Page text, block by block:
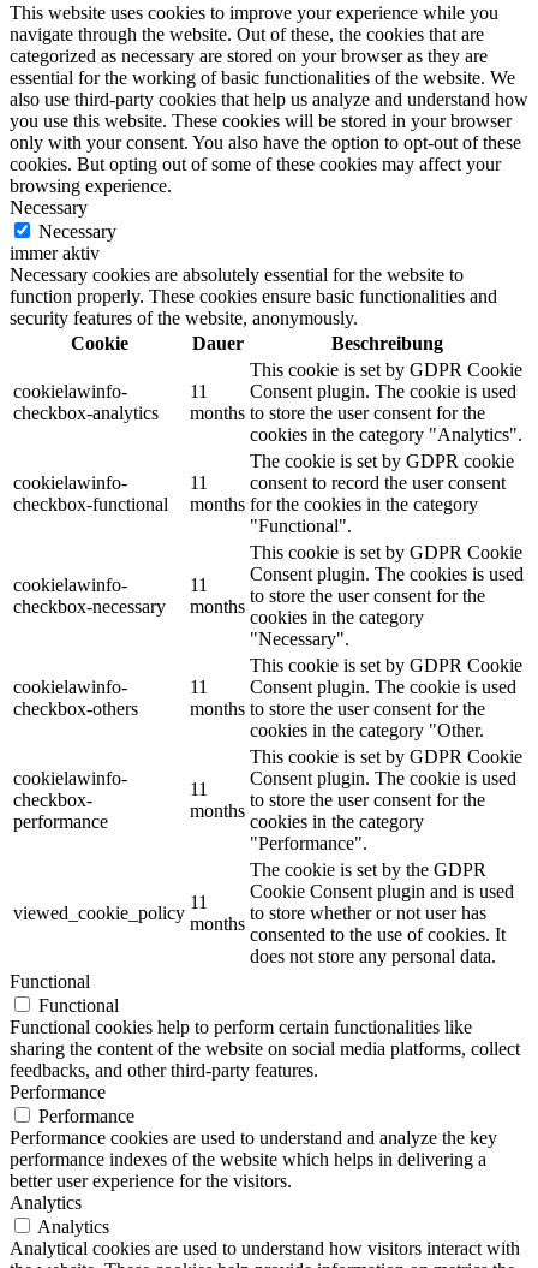
This website uses cookies to improve your experience while you
navigate through the website. Out of these, the cookies that are
categorized as necessary are stored on your browser as they are
essential for the working of basic functionalities of the website. We
also use third-party cookies that help us analyze and understand how
you use this website. These cookies will be stored in your browser
only with your consent. You also have the option to opt-out of these
cookies. But opting out of some of these cookies may affect your
browsing experience.
Necessary
Necessary
immer aktiv
Necessary cookies are absolutely essential for the website to
function properly. These cookies ensure basic functionalities and
security features of the website, anonymously.
Cookie
Dauer Beschreibung
cookielawinfo-
checkbox-analytics
11
months
This cookie is set by GDPR Cookie
Consent plugin. The cookie is used
to store the user consent for the
cookies in the category "Analytics".
cookielawinfo-
checkbox-functional
11
months
The cookie is set by GDPR cookie
consent to record the user consent
for the cookies in the category
"Functional".
cookielawinfo-
checkbox-necessary
11
months
This cookie is set by GDPR Cookie
Consent plugin. The cookies is used
to store the user consent for the
cookies in the category
"Necessary".
cookielawinfo-
checkbox-others
11
months
This cookie is set by GDPR Cookie
Consent plugin. The cookie is used
to store the user consent for the
cookies in the category "Other.
cookielawinfo-
checkbox-
performance
11
months
This cookie is set by GDPR Cookie
Consent plugin. The cookie is used
to store the user consent for the
cookies in the category
"Performance".
viewed_cookie_policy
11
months
The cookie is set by the GDPR
Cookie Consent plugin and is used
to store whether or not user has
consented to the use of cookies. It
does not store any personal data.
Functional
Functional
Functional cookies help to perform certain functionalities like
sharing the content of the website on social media platforms, collect
feedbacks, and other third-party features.
Performance
Performance
Performance cookies are used to understand and analyze the key
performance indexes of the website which helps in delivering a
better user experience for the visitors.
Analytics
Analytics
Analytical cookies are used to understand how visitors interact with